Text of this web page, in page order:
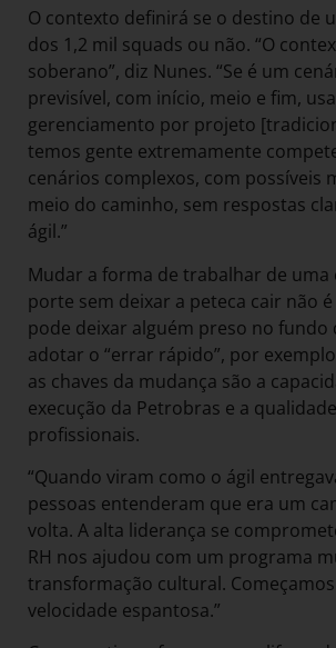
O contexto definirá se o destino de
dos 1,2 mil squads ou não. “O
soberano”, diz Nunes. “Se é um
previsível, com início, meio e fim,
gerenciamento por projeto
temos gente extremamente
cenários complexos, com possíveis
meio do caminho, sem respostas
ágil.”
Mudar a forma de trabalhar de uma
porte sem deixar a peteca cair não
pode deixar alguém preso no fundo
adotar o “errar rápido”, por
as chaves da mudança são a
execução da Petrobras e a
profissionais.
“Quando viram como o ágil
pessoas entenderam que era um
volta. A alta liderança se
RH nos ajudou com um programa
transformação cultural.
velocidade espantosa.”